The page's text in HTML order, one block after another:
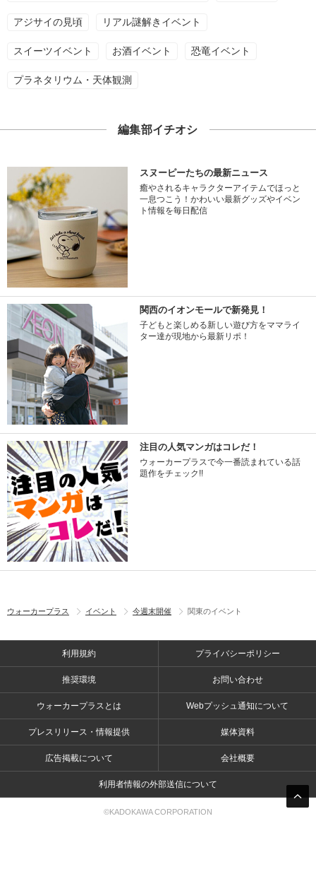
アジサイの見頃 リアル謎解きイベント
スイーツイベント お酒イベント 恐竜イベント
プラネタリウム・天体観測
編集部イチオシ
スヌーピーたちの最新ニュース
癒やされるキャラクターアイテムでほっと
一息つこう！かわいい最新グッズやイベン
ト情報を毎日配信
関西のイオンモールで新発見！
子どもと楽しめる新しい遊び方をママライ
ター達が現地から最新リポ！
注目の人気マンガはコレだ！
ウォーカープラスで今一番読まれている話
題作をチェック!!
ウォーカープラス イベント 今週末開催 関東のイベント
利用規約 プライバシーポリシー
推奨環境 お問い合わせ
ウォーカープラスとは Webプッシュ通知について
プレスリリース・情報提供 媒体資料
広告掲載について 会社概要
利用者情報の外部送信について
©KADOKAWA CORPORATION